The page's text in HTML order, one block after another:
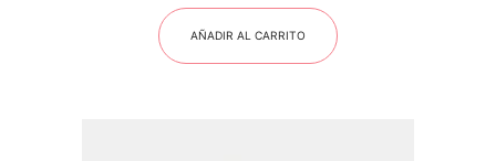
AÑADIR AL CARRITO